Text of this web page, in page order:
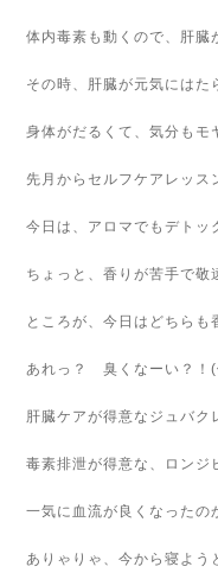
体内毒素も動くので、肝臓
その時、肝臓が元気にはた
身体がだるくて、気分もモ
先月からセルフケアレッ
今日は、アロマでもデトッ
ちょっと、香りが苦手で敬
ところが、今日はどちらも
あれっ？ 臭くなーい？！(
肝臓ケアが得意なジュバク
毒素排泄が得意な、ロンジ
一気に血流が良くなった
ありゃりゃ、今から寝よう